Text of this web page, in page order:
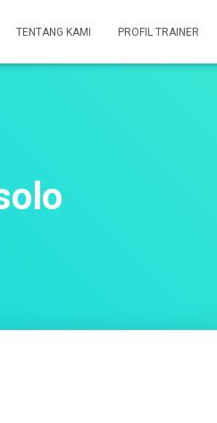
TENTANG KAMI PROFIL TRAINER